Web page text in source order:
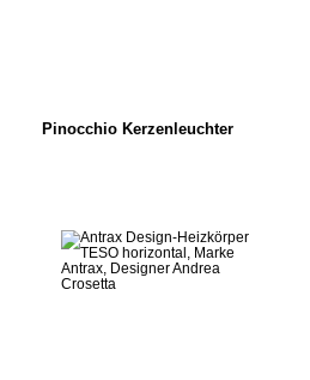
Pinocchio Kerzenleuchter